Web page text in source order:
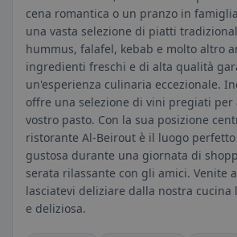
cena romantica o un pranzo in
una vasta selezione di piatti
hummus, falafel, kebab e molto altro
ingredienti freschi e di alta qualità
un'esperienza culinaria eccezionale.
offre una selezione di vini pregiati per
vostro pasto. Con la sua posizione
ristorante Al-Beirout è il luogo
gustosa durante una giornata di
serata rilassante con gli amici. Venite
lasciatevi deliziare dalla nostra cucina
e deliziosa.